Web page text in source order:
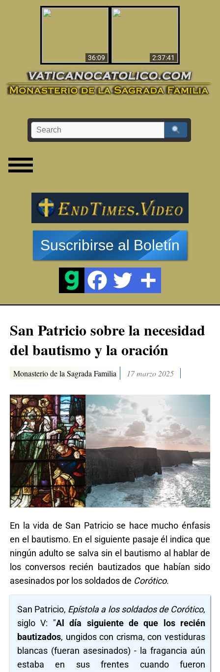
36:09
2:37:41
Suscribirse al Boletín
San Patricio sobre la necesidad
del bautismo y la oración
Monasterio de la Sagrada Familia 17 marzo 2025
En la vida de San Patricio se hace mucho énfasis
en el bautismo. En el siguiente pasaje él indica que
ningún adulto se salva sin el bautismo al hablar de
los conversos recién bautizados que habían sido
asesinados por los soldados de Corótico.
San Patricio, Epístola a los soldados de Corótico,
siglo V: "Al día siguiente de que los recién
bautizados, ungidos con crisma, con vestiduras
blancas (fueran asesinados) - la fragancia aún
estaba en sus frentes cuando fueron